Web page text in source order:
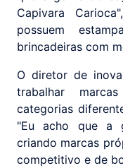
Capivara
possuem
brincadeiras com
O diretor de
trabalhar
categorias
"Eu acho que a
criando marcas
competitivo e de